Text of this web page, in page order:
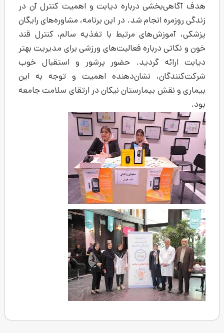
درباره دیابت و اهمیت کنترل آن در
شد. در این برنامه، مشاوره‌های رایگان
مرتبط با تغذیه سالم، کنترل قند
فعالیت‌های ورزشی برای مدیریت بهتر
گردید. حضور پرشور و استقبال خوب
نشان‌دهنده اهمیت و توجه به این
نیکان در ارتقای سلامت جامعه